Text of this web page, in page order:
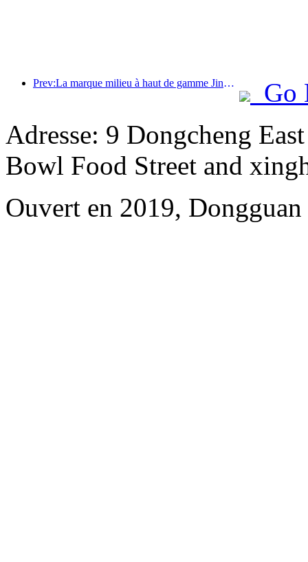
Prev:La marque milieu à haut de gamme Jingsheng Hotel prend officiellement le large, ouvrant un nouveau modèle d'intégration de l'e-sport, de la culture et du tourisme
Go
Adresse: 9 Dongcheng
Bowl Food Street and
Ouvert en 2019,